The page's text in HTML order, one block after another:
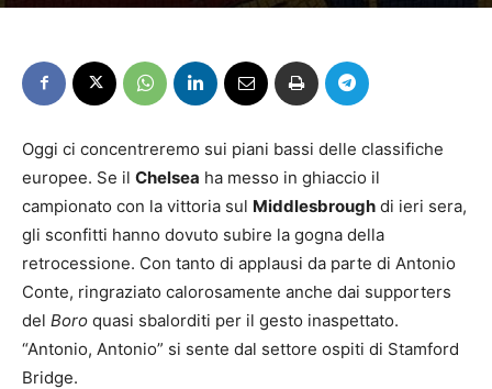
Oggi ci concentreremo sui piani bassi delle classifiche
europee. Se il Chelsea ha messo in ghiaccio il
campionato con la vittoria sul Middlesbrough di ieri sera,
gli sconfitti hanno dovuto subire la gogna della
retrocessione. Con tanto di applausi da parte di Antonio
Conte, ringraziato calorosamente anche dai supporters
del Boro quasi sbalorditi per il gesto inaspettato.
“Antonio, Antonio” si sente dal settore ospiti di Stamford
Bridge.